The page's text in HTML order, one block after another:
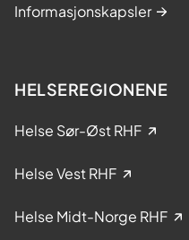
Informasjonskapsler
HELSEREGIONENE
Helse Sør-Øst RHF
Helse Vest RHF
Helse Midt-Norge RHF